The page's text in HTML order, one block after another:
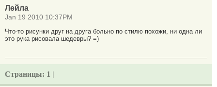
Лейла
Jan 19 2010 10:37PM
Что-то рисунки друг на друга больно по стилю похожи, ни одна ли
это рука рисовала шедевры? =)
Страницы: 1 |